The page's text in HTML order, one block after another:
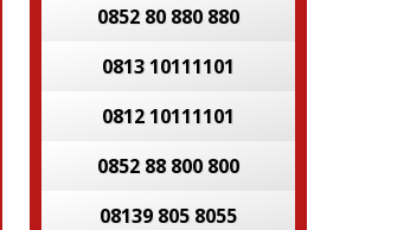
0852 80 880 880
0813 10111101
0812 10111101
0852 88 800 800
08139 805 8055